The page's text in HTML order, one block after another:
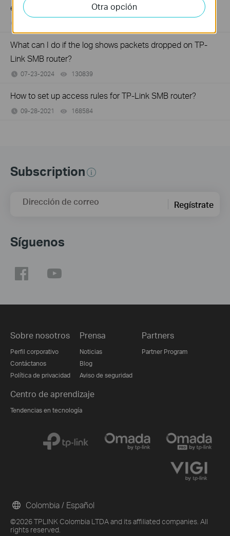
effect via speedtest.net by SMB router?
What can I do if the log shows packets dropped on TP-
Link SMB router?
07-23-2024 130839
How to set up access rules for TP-Link SMB router?
09-28-2021 168584
Subscription
Dirección de correo Regístrate
Síguenos
Sobre nosotros
Perfil corporativo
Contáctanos
Política de privacidad
Prensa
Noticias
Blog
Aviso de seguridad
Partners
Partner Program
Centro de aprendizaje
Tendencias en tecnología
©2026 TPLINK Colombia LTDA and its affiliated companies. All
rights reserved.
Colombia / Español
Otra opción